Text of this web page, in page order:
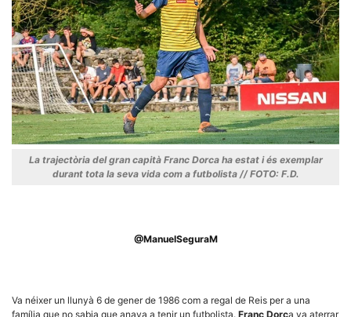
La trajectòria del gran capità Franc Dorca ha estat i és exemplar
durant tota la seva vida com a futbolista // FOTO: F.D.
@ManuelSeguraM
Va néixer un llunyà 6 de gener de 1986 com a regal de Reis per a una
família que no sabia que anava a tenir un futbolista. Franc Dorca va aterrar
opcionals,
tècnic de la
web.